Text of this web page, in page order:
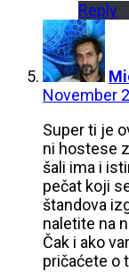
Reply
November
Super ti je
ni hostese
šali ima i
pečat koji
štandova
naletite na
Čak i ako
pričaćete o